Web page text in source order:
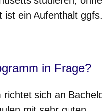
ist ein Aufenthalt
in Frage?
sich an